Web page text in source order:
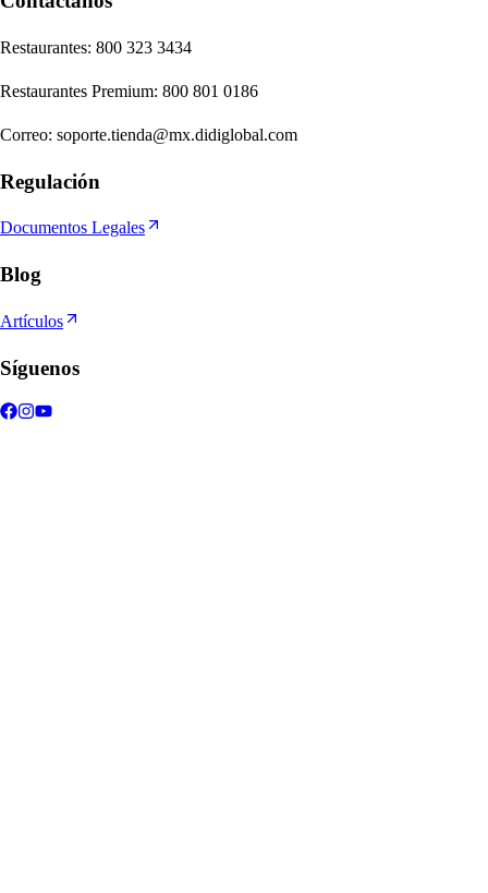
Restaurantes: 800 323 3434
Restaurantes Premium: 800 801 0186
Correo: soporte.tienda@mx.didiglobal.com
Regulación
Documentos Legales
Blog
Artículos
Síguenos